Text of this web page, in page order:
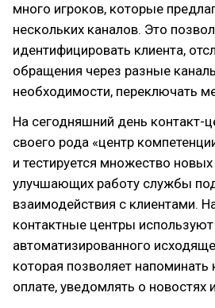
много игроков, которые
нескольких каналов. Это
идентифицировать клиента,
обращения через разные
необходимости, переключать
На сегодняшний день контакт-
своего рода «центр
и тестируется множество
улучшающих работу службы
взаимодействия с клиентами.
контактные центры
автоматизированного
которая позволяет напоминать
оплате, уведомлять о новостях